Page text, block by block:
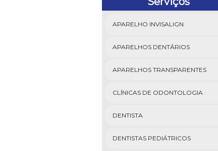
APARELHO INVISALIGN
APARELHOS DENTÁRIOS
APARELHOS TRANSPARENTES
CLÍNICAS DE ODONTOLOGIA
DENTISTA
DENTISTAS PEDIÁTRICOS